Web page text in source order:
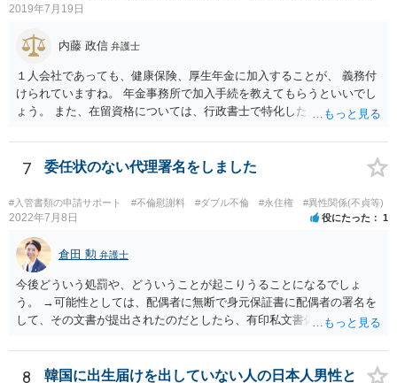
もしたほうがいいと思います
2019年7月19日
内藤 政信 弁護士
１人会社であっても、健康保険、厚生年金に加入することが、 義務付
けられていますね。 年金事務所で加入手続を教えてもらうといいでし
ょう。 また、在留資格については、行政書士で特化した人が何人も い
人は少ないですね。
7 委任状のない代理署名をしました
#入管書類の申請サポート #不倫慰謝料 #ダブル不倫 #永住権 #異性関係(不貞等)
2022年7月8日 役にたった 1
倉田 勲 弁護士
今後どういう処罰や、どういうことが起こりうることになるでしょ
う。 →可能性としては、配偶者に無断で身元保証書に配偶者の署名を
して、その文書が提出されたのだとしたら、有印私文書偽造・同行使
規定されています。
8
韓国に出生届けを出していない人の日本人男性と